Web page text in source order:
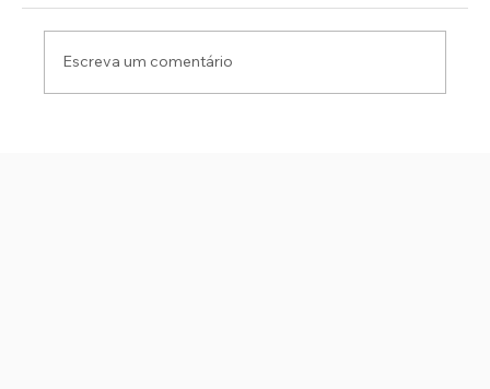
Escreva um comentário